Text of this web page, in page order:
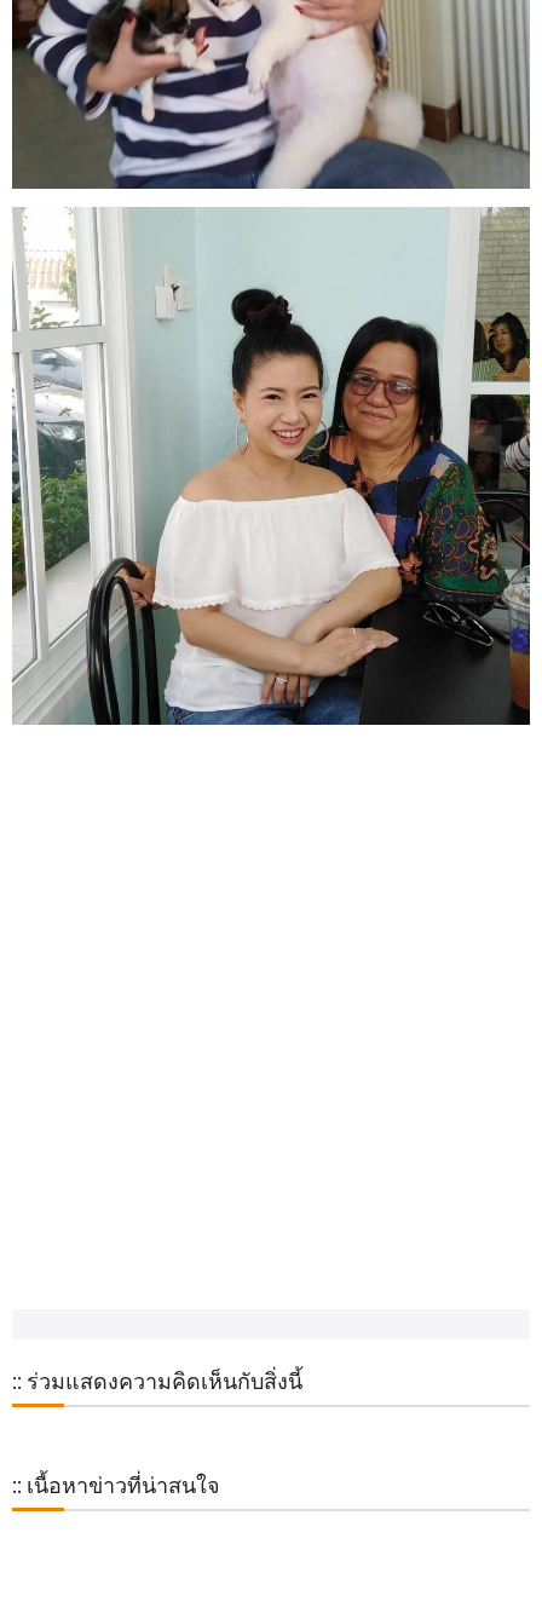
:: ร่วมแสดงความคิดเห็นกับสิ่งนี้
:: เนื้อหาข่าวที่น่าสนใจ